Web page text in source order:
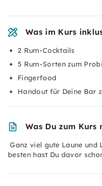
Was im Kurs
2 Rum-Cocktails
5 Rum-Sorten zum
Fingerfood
Handout für Deine Bar
Was Du zum
Ganz viel gute Laune und
besten hast Du davor